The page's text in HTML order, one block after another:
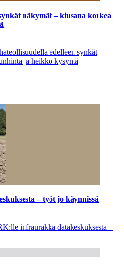
näkymät – kiusana korkea
edelleen synkät
ja heikko kysyntä
– työt jo käynnissä
infraurakka datakeskuksesta –